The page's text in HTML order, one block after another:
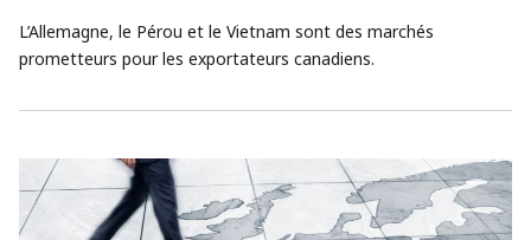
L’Allemagne, le Pérou et le Vietnam sont des marchés
prometteurs pour les exportateurs canadiens.